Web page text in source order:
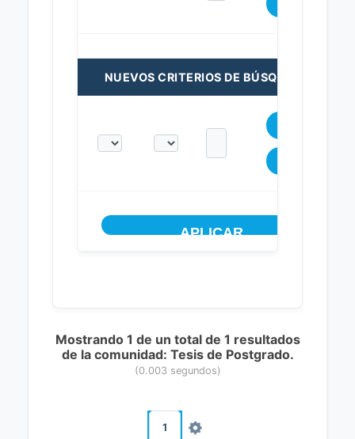
NUEVOS CRITERIOS DE BÚSQUEDA:
Mostrando 1 de un total de 1 resultados
de la comunidad: Tesis de Postgrado.
(0.003 segundos)
1